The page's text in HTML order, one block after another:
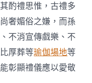
酌禮思惟，古禮多
奢媚俗之嫌，而孫
不消宣傳戲樂、不
厚葬等瑜伽場地等
彰顯禮儀應以愛敬